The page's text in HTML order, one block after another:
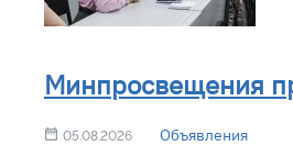
Минпросвещения
05.08.2026 Объявления